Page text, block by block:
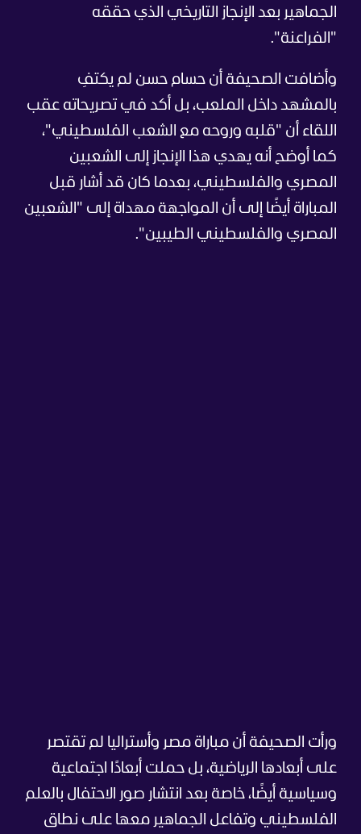
الجماهير بعد الإنجاز التاريخي الذي حققه
"الفراعنة".
وأضافت الصحيفة أن حسام حسن لم يكتفِ
بالمشهد داخل الملعب، بل أكد في تصريحاته عقب
اللقاء أن "قلبه وروحه مع الشعب الفلسطيني"،
كما أوضح أنه يهدي هذا الإنجاز إلى الشعبين
المصري والفلسطيني، بعدما كان قد أشار قبل
المباراة أيضًا إلى أن المواجهة مهداة إلى "الشعبين
المصري والفلسطيني الطيبين".
ورأت الصحيفة أن مباراة مصر وأستراليا لم تقتصر
على أبعادها الرياضية، بل حملت أبعادًا اجتماعية
وسياسية أيضًا، خاصة بعد انتشار صور الاحتفال بالعلم
الفلسطيني وتفاعل الجماهير معها على نطاق